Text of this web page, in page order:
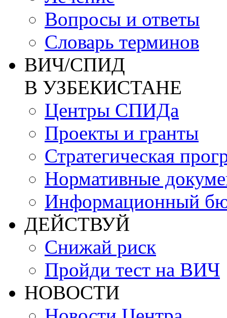
Вопросы и ответы
Словарь терминов
ВИЧ/СПИД
В УЗБЕКИСТАНЕ
Центры СПИДа
Проекты и гранты
Стратегическая
Нормативные
Информационный
ДЕЙСТВУЙ
Снижай риск
Пройди тест на ВИЧ
НОВОСТИ